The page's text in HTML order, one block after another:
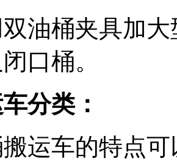
油桶夹具加
口桶。
分类：
运车的特点